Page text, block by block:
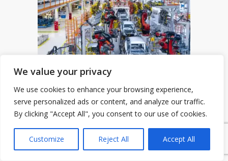
We value your privacy
We use cookies to enhance your browsing experience,
serve personalized ads or content, and analyze our traffic.
By clicking "Accept All", you consent to our use of cookies.
Customize Reject All Accept All
Gyroscope PCB is one of our PCB products. We will introduce its
detailed parameter information and our company advantages to
you.
Tous nos produits sont strictement conformes aux réglementations
RoHS/REACH, avec des prix abordables et une qualité inégalée. Le